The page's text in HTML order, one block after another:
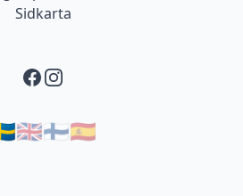
Sidkarta
Facebook
Instagram
🇬🇧🇫🇮🇪🇸